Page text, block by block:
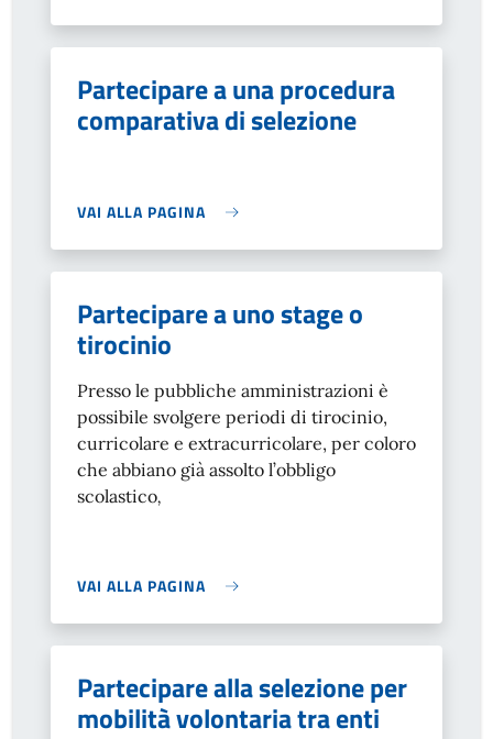
Partecipare a una procedura
comparativa di selezione
VAI ALLA PAGINA
Partecipare a uno stage o
tirocinio
Presso le pubbliche amministrazioni è
possibile svolgere periodi di tirocinio,
curricolare e extracurricolare, per coloro
che abbiano già assolto l’obbligo
scolastico,
VAI ALLA PAGINA
Partecipare alla selezione per
mobilità volontaria tra enti